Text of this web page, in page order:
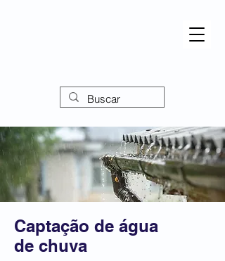
Captação de água
de chuva